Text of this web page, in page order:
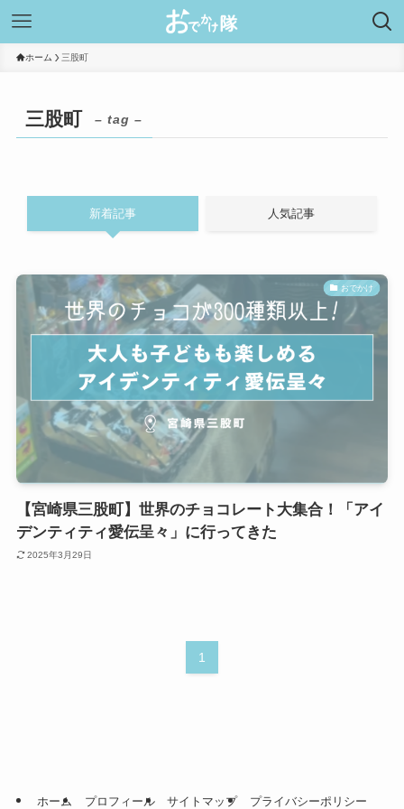
ホーム 三股町
三股町 – tag –
新着記事 人気記事
おでかけ
【宮崎県三股町】世界のチョコレート大集合！「アイ
デンティティ愛伝呈々」に行ってきた
2025年3月29日
1
ホーム プロフィール サイトマップ プライバシーポリシー